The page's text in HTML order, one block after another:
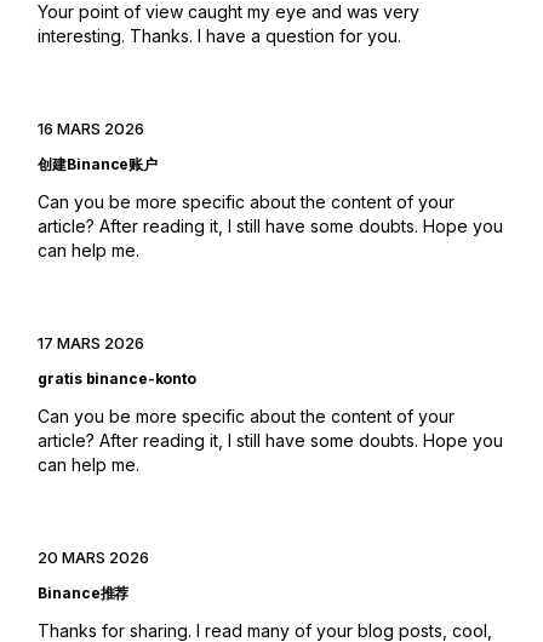
Your point of view caught my eye and was very
interesting. Thanks. I have a question for you.
16 MARS 2026
创建Binance账户
Can you be more specific about the content of your
article? After reading it, I still have some doubts. Hope you
can help me.
17 MARS 2026
gratis binance-konto
Can you be more specific about the content of your
article? After reading it, I still have some doubts. Hope you
can help me.
20 MARS 2026
Binance推荐
Thanks for sharing. I read many of your blog posts, cool,